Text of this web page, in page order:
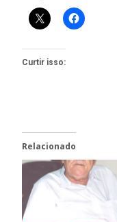
Curtir isso:
Relacionado